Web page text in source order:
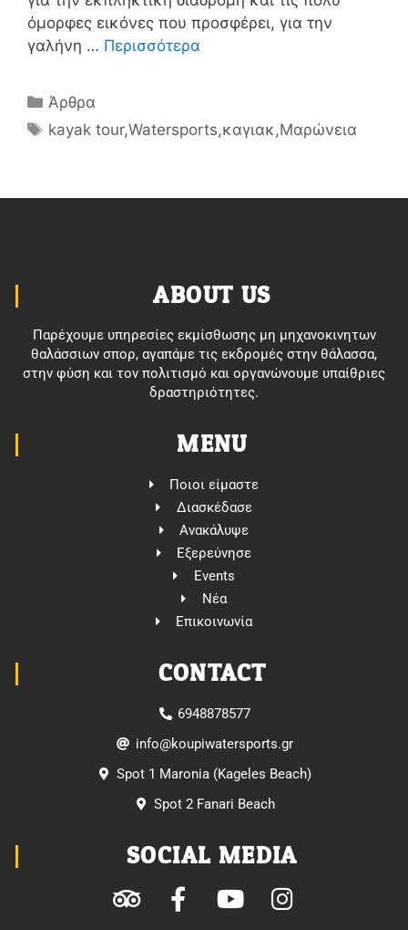
όμορφες εικόνες που προσφέρει, για την
γαλήνη … Περισσότερα
Άρθρα
kayak tour,Watersports,καγιακ ,Μαρώνεια
ABOUT US
Παρέχουμε υπηρεσίες εκμίσθωσης μη μηχανοκινητων
θαλάσσιων σπορ, αγαπάμε τις εκδρομές στην θάλασσα,
στην φύση και τον πολιτισμό και οργανώνουμε υπαίθριες
δραστηριότητες.
MENU
Ποιοι είμαστε
Διασκέδασε
Ανακάλυψε
Εξερεύνησε
Events
Νέα
Επικοινωνία
CONTACT
6948878577
rg.stropsretawipuok
@ofni
Spot 1 Maronia (Kageles Beach)
Spot 2 Fanari Beach
SOCIAL MEDIA